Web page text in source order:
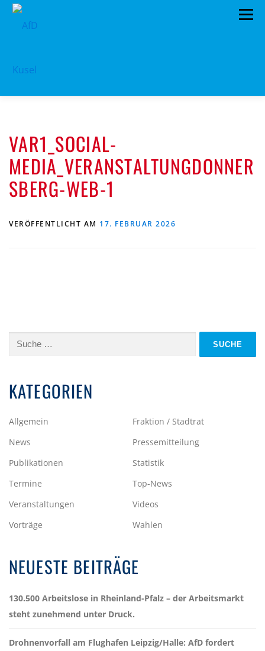
Zum
Inhalt
Menü
PROGRAMM KONTAKT
MITGLIED WERDEN SPENDEN IMPRESSUM
VAR1_SOCIAL-
MEDIA_VERANSTALTUNGDONNER
SBERG-WEB-1
VERÖFFENTLICHT AM 17. FEBRUAR 2026
Suche
KATEGORIEN
Allgemein
Fraktion / Stadtrat
News
Pressemitteilung
Publikationen
Statistik
Termine
Top-News
Veranstaltungen
Videos
Vorträge
Wahlen
NEUESTE BEITRÄGE
130.500 Arbeitslose in Rheinland-Pfalz – der Arbeitsmarkt
steht zunehmend unter Druck.
Drohnenvorfall am Flughafen Leipzig/Halle: AfD fordert